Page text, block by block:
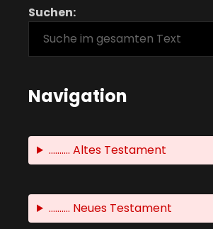
Suchen:
Navigation
.......... Altes Testament
.......... Neues Testament